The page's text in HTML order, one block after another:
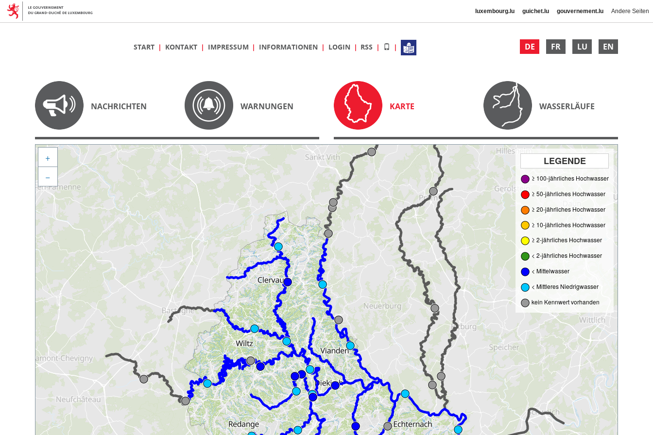
luxembourg.lu guichet.lu gouvernement.lu Andere Seiten
DE FR LU EN
START KONTAKT IMPRESSUM INFORMATIONEN LOGIN RSS
NACHRICHTEN WARNUNGEN KARTE WASSERLÄUFE
LEGENDE
≥ 100-jährliches Hochwasser
≥ 50-jährliches Hochwasser
≥ 20-jährliches Hochwasser
≥ 10-jährliches Hochwasser
≥ 2-jährliches Hochwasser
< 2-jährliches Hochwasser
< Mittelwasser
< Mittleres Niedrigwasser
kein Kennwert vorhanden
+
−